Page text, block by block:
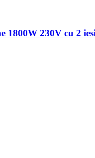
1800W 230V cu 2